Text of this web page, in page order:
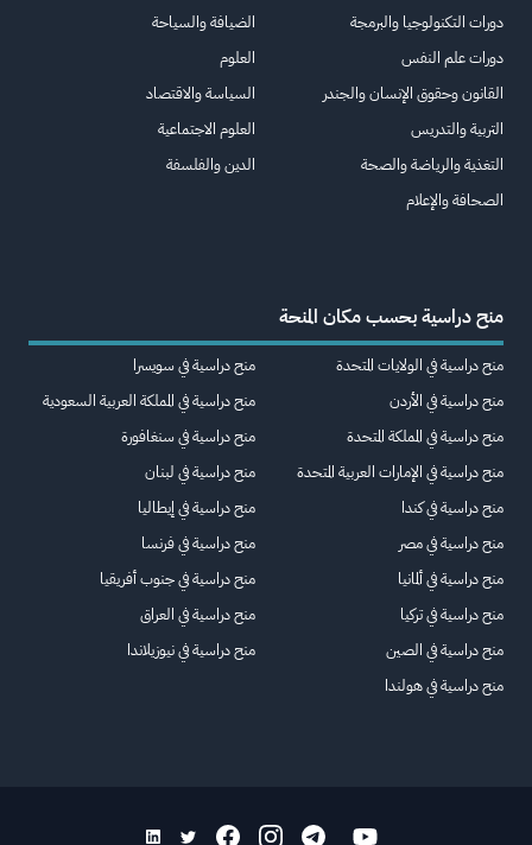
دورات التكنولوجيا والبرمجة
دورات علم النفس
القانون وحقوق الإنسان والجندر
التربية والتدريس
التغذية والرياضة والصحة
الصحافة والإعلام
الضيافة والسياحة
العلوم
السياسة والاقتصاد
العلوم الاجتماعية
الدين والفلسفة
منح دراسية بحسب مكان المنحة
منح دراسية في الولايات المتحدة
منح دراسية في الأردن
منح دراسية في المملكة المتحدة
منح دراسية في الإمارات العربية المتحدة
منح دراسية في كندا
منح دراسية في مصر
منح دراسية في ألمانيا
منح دراسية في تركيا
منح دراسية في الصين
منح دراسية في هولندا
منح دراسية في سويسرا
منح دراسية في المملكة العربية السعودية
منح دراسية في سنغافورة
منح دراسية في لبنان
منح دراسية في إيطاليا
منح دراسية في فرنسا
منح دراسية في جنوب أفريقيا
منح دراسية في العراق
منح دراسية في نيوزيلاندا